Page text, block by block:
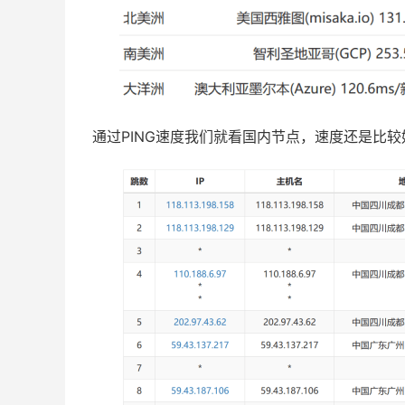
通过PING速度我们就看国内节点，速度还是比